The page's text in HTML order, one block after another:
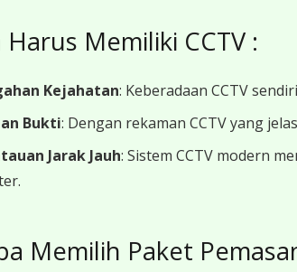
Harus Memiliki CCTV :
Kejahatan: Keberadaan CCTV
Bukti: Dengan rekaman CCTV yang
Jarak Jauh: Sistem CCTV modern
Memilih Paket